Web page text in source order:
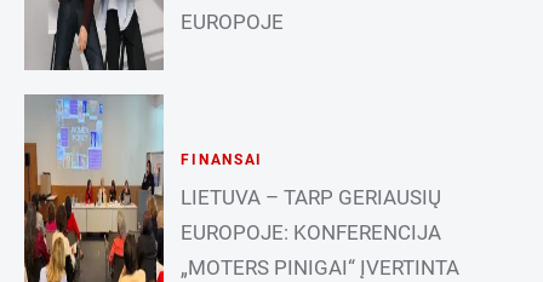
EUROPOJE
FINANSAI
LIETUVA – TARP GERIAUSIŲ
EUROPOJE: KONFERENCIJA
„MOTERS PINIGAI“ ĮVERTINTA